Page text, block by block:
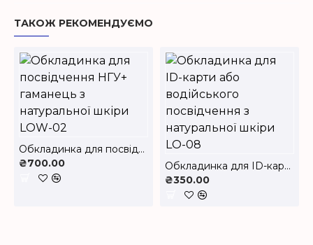
ТАКОЖ РЕКОМЕНДУЄМО
Обкладинка для посвідчення НГУ+ гаманець з натуральної шкіри LOW-02
₴700.00
Обкладинка для ID-карти або водійського посвідчення з натуральної шкіри LO-08
₴350.00